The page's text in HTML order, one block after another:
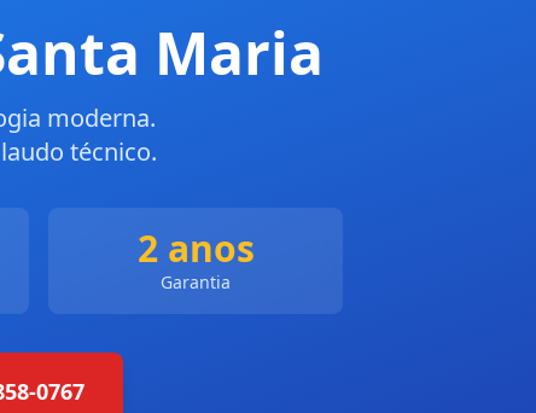
Maria
moderna.
técnico.
2 anos
Garantia
0767